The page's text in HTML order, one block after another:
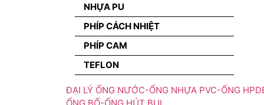
NHỰA PU
PHÍP CÁCH NHIỆT
PHÍP CAM
TEFLON
ĐẠI LÝ ỐNG NƯỚC-ỐNG NHỰA PVC-ỐNG